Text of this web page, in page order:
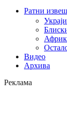
Ратни
Видео
Архива
Реклама